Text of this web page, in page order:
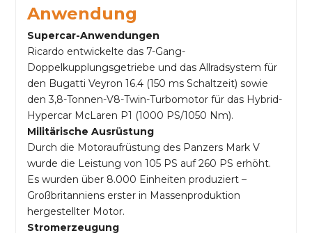
Anwendung
Supercar-Anwendungen
Ricardo entwickelte das 7-Gang-
Doppelkupplungsgetriebe und das Allradsystem für
den Bugatti Veyron 16.4 (150 ms Schaltzeit) sowie
den 3,8-Tonnen-V8-Twin-Turbomotor für das Hybrid-
Hypercar McLaren P1 (1000 PS/1050 Nm).
Militärische Ausrüstung
Durch die Motoraufrüstung des Panzers Mark V
wurde die Leistung von 105 PS auf 260 PS erhöht.
Es wurden über 8.000 Einheiten produziert –
Großbritanniens erster in Massenproduktion
hergestellter Motor.
Stromerzeugung